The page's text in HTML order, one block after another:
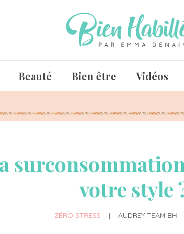
Beauté Bien être Vidéos
votre style
ZÉRO STRESS | AUDREY TEAM BH